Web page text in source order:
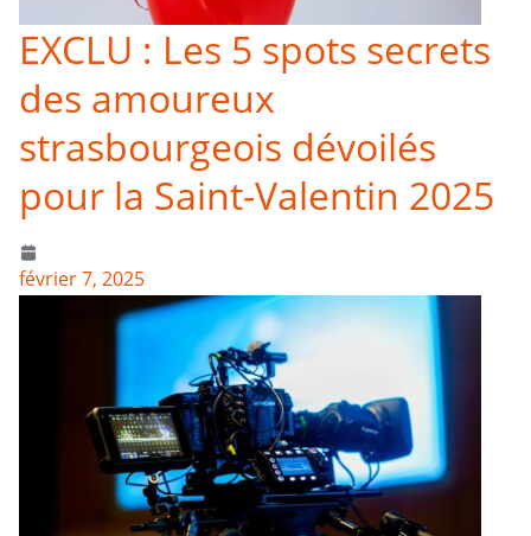
EXCLU : Les 5 spots secrets
des amoureux
strasbourgeois dévoilés
pour la Saint-Valentin 2025
février 7, 2025